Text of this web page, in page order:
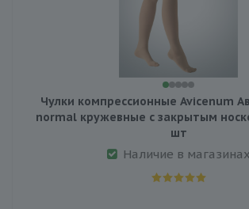
Чулки компрессионные Avicenum
normal кружевные с закрытым
шт
Наличие в магазинах